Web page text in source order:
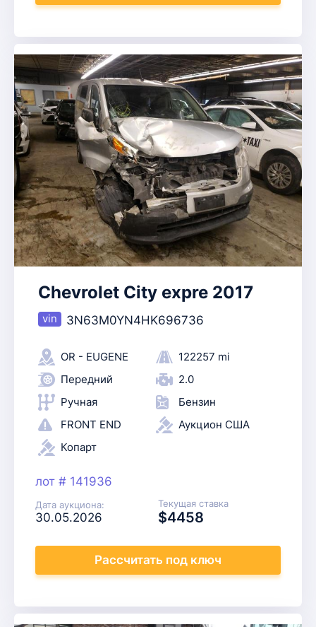
Chevrolet City expre 2017
3N63M0YN4HK696736
OR - EUGENE
122257 mi
Передний
2.0
Ручная
Бензин
FRONT END
Аукцион США
Копарт
лот # 141936
Дата аукциона:
30.05.2026
Текущая ставка
$4458
Рассчитать под ключ